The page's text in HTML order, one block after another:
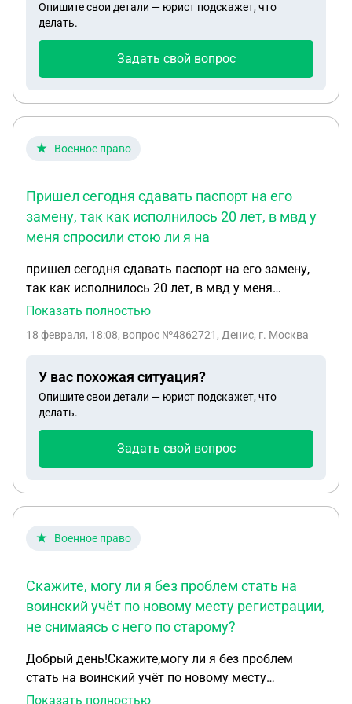
Опишите свои детали — юрист подскажет, что
делать.
Задать свой вопрос
Военное право
Пришел сегодня сдавать паспорт на его
замену, так как исполнилось 20 лет, в мвд у
меня спросили стою ли я на
пришел сегодня сдавать паспорт на его замену,
так как исполнилось 20 лет, в мвд у меня
спросили стою ли я на учете или есть ли военный
ни разу) сказали что могу приходить за
города, где мне его отдадут сотрудники
военкомата. С моим знакомым была ситуация
что он пришел так же получать паспорт, но при
ли выдают паспорт сотрудники военкомата или
Показать полностью
18 февраля, 18:08, вопрос №4862721, Денис, г. Москва
У вас похожая ситуация?
Опишите свои детали — юрист подскажет, что
делать.
Задать свой вопрос
Военное право
Скажите, могу ли я без проблем стать на
воинский учёт по новому месту регистрации,
не снимаясь с него по старому?
Добрый день!Скажите,могу ли я без проблем
стать на воинский учёт по новому месту
регистрации,не снимаясь с него по старому?Или
Показать полностью